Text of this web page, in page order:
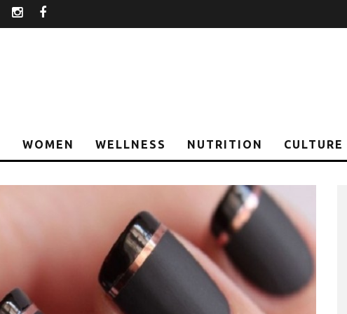
instagram
WOMEN WELLNESS NUTRITION CULTURE